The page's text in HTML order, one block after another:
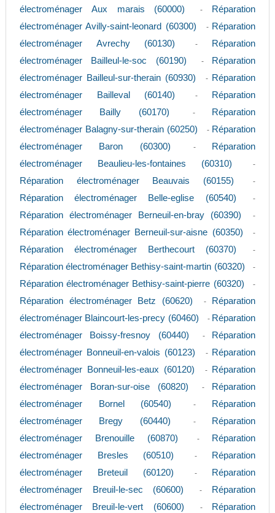
électroménager Aux marais (60000)
-
Réparation
électroménager Avilly-saint-leonard (60300)
- Réparation
électroménager Avrechy (60130)
-
Réparation
électroménager Bailleul-le-soc (60190)
-
Réparation
électroménager Bailleul-sur-therain (60930)
- Réparation
électroménager Bailleval (60140)
-
Réparation
électroménager Bailly (60170)
-
Réparation
électroménager Balagny-sur-therain (60250)
- Réparation
électroménager Baron (60300)
-
Réparation
électroménager Beaulieu-les-fontaines (60310)
-
Réparation électroménager Beauvais (60155) -
Réparation électroménager Belle-eglise (60540) -
Réparation électroménager Berneuil-en-bray (60390) -
Réparation électroménager Berneuil-sur-aisne (60350) -
Réparation électroménager Berthecourt (60370) -
Réparation électroménager Bethisy-saint-martin (60320) -
Réparation électroménager Bethisy-saint-pierre (60320) -
Réparation électroménager Betz (60620) -
Réparation
électroménager Blaincourt-les-precy (60460)
- Réparation
électroménager Boissy-fresnoy (60440)
-
Réparation
électroménager Bonneuil-en-valois (60123)
- Réparation
électroménager Bonneuil-les-eaux (60120)
-
Réparation
électroménager Boran-sur-oise (60820)
-
Réparation
électroménager Bornel (60540)
-
Réparation
électroménager Bregy (60440)
-
Réparation
électroménager Brenouille (60870)
-
Réparation
électroménager Bresles (60510)
-
Réparation
électroménager Breteuil (60120)
-
Réparation
électroménager Breuil-le-sec (60600)
-
Réparation
électroménager Breuil-le-vert (60600)
-
Réparation